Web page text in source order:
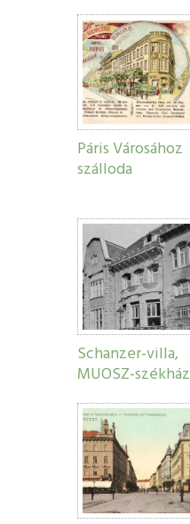
Páris Városához
szálloda
Schanzer-villa,
MUOSZ-székház